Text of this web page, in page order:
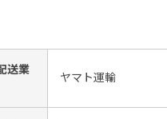
送業
ヤマト運輸